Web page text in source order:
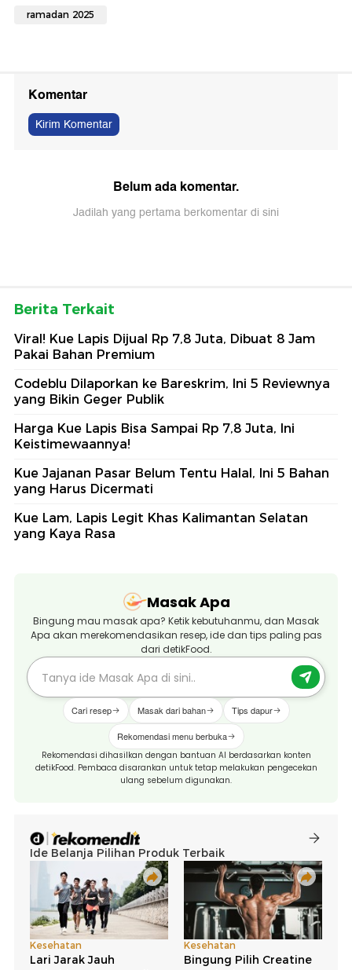
ramadan 2025
Komentar
Kirim Komentar
Belum ada komentar.
Jadilah yang pertama berkomentar di sini
Berita Terkait
Viral! Kue Lapis Dijual Rp 7,8 Juta, Dibuat 8 Jam
Pakai Bahan Premium
Codeblu Dilaporkan ke Bareskrim, Ini 5 Reviewnya
yang Bikin Geger Publik
Harga Kue Lapis Bisa Sampai Rp 7,8 Juta, Ini
Keistimewaannya!
Kue Jajanan Pasar Belum Tentu Halal, Ini 5 Bahan
yang Harus Dicermati
Kue Lam, Lapis Legit Khas Kalimantan Selatan
yang Kaya Rasa
Masak Apa
Bingung mau masak apa? Ketik kebutuhanmu, dan Masak
Apa akan merekomendasikan resep, ide dan tips paling pas
dari detikFood.
Cari resep Masak dari bahan Tips dapur
Rekomendasi menu berbuka
Rekomendasi dihasilkan dengan bantuan AI berdasarkan konten
detikFood. Pembaca disarankan untuk tetap melakukan pengecekan
ulang sebelum digunakan.